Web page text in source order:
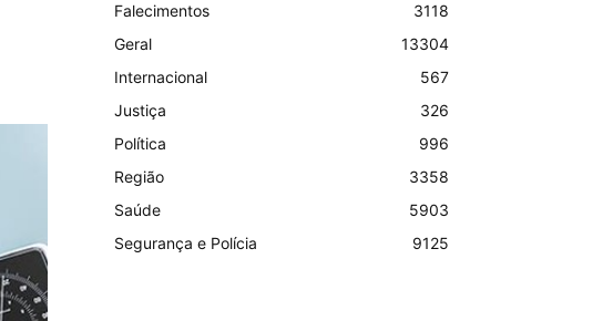
Falecimentos
3118
Geral
13304
Internacional
567
Justiça
326
Política
996
Região
3358
Saúde
5903
Segurança e Polícia
9125